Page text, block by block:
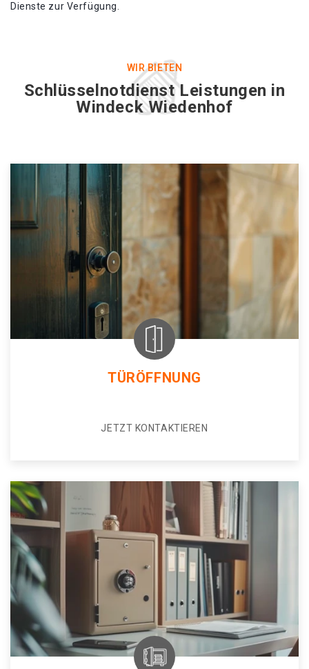
Dienste zur Verfügung.
WIR BIETEN
Schlüsselnotdienst Leistungen in
Windeck Wiedenhof
TÜRÖFFNUNG
JETZT KONTAKTIEREN